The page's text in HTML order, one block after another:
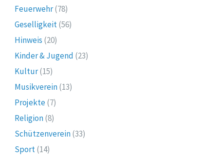
Feuerwehr(78)
Geselligkeit(56)
Hinweis (20)
Kinder & Jugend (23)
Kultur(15)
Musikverein(13)
Projekte(7)
Religion(8)
Schützenverein(33)
Sport(14)